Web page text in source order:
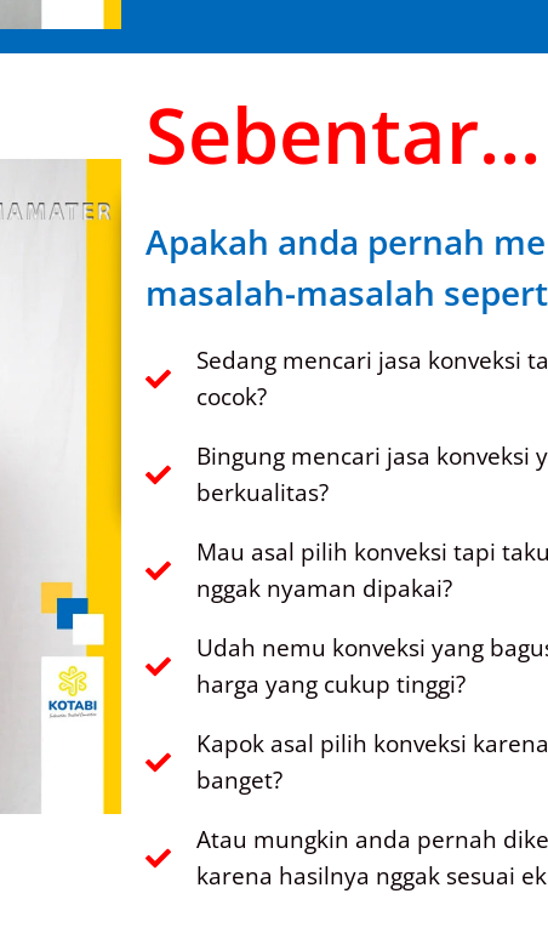
Sebentar...
Apakah anda pernah
masalah-masalah
Sedang mencari jasa konveksi
cocok?
Bingung mencari jasa konveksi
berkualitas?
Mau asal pilih konveksi tapi
nggak nyaman dipakai?
Udah nemu konveksi yang
harga yang cukup tinggi?
Kapok asal pilih konveksi
banget?
Atau mungkin anda pernah
karena hasilnya nggak sesuai